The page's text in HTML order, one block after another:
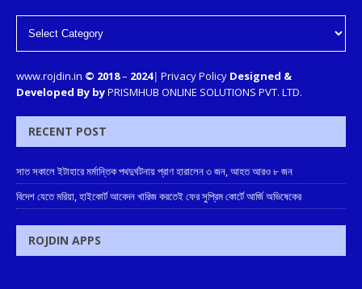
www.rojdin.in © 2018– 2024| Privacy Policy Designed &
Developed By byPRISMHUB ONLINE SOLUTIONS PVT. LTD.
RECENT POST
সাত সকালে ইটাহারে মর্মান্তিক পথদুর্ঘটনায় প্রাণ হারালেন ৩ জন, আহত আরও ৮ জন
বিদেশ যেতে মরিয়া, হাইকোর্ট আবেদন খারিজ করতেই ফের সুপ্রিম কোর্টে আর্জি অভিষেকের
ROJDIN APPS